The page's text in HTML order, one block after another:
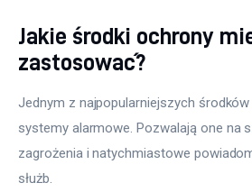
Jakie środki ochrony
zastosować?
Jednym z najpopularniejszych
systemy alarmowe. Pozwalają one na
zagrożenia i natychmiastowe
służb.